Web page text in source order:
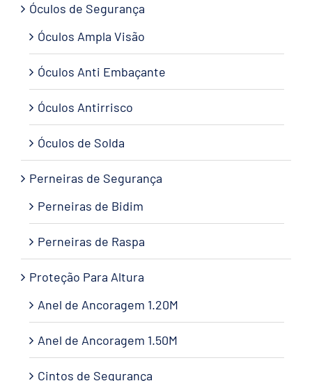
Óculos de Segurança
Óculos Ampla Visão
Óculos Anti Embaçante
Óculos Antirrisco
Óculos de Solda
Perneiras de Segurança
Perneiras de Bidim
Perneiras de Raspa
Proteção Para Altura
Anel de Ancoragem 1.20M
Anel de Ancoragem 1.50M
Cintos de Segurança